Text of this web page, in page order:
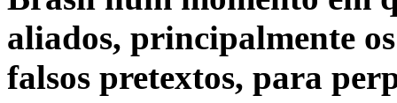
aliados, principalmente
falsos pretextos, para